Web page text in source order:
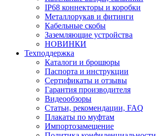
IP68 коннекторы и коробки
Металлорукав и фитинги
Кабельные скобы
Заземляющие устройства
НОВИНКИ
Техподдержка
Каталоги и брошюры
Паспорта и инструкции
Сертификаты и отзывы
Гарантия производителя
Видеообзоры
Статьи, рекомендации, FAQ
Плакаты по муфтам
Импортозамещение